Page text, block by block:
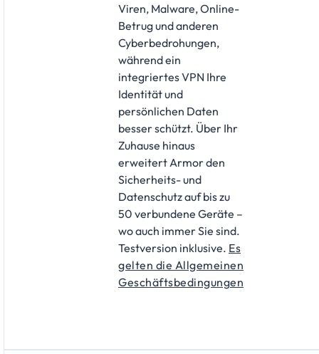
Viren, Malware, Online-
Betrug und anderen
Cyberbedrohungen,
während ein
integriertes VPN Ihre
Identität und
persönlichen Daten
besser schützt. Über Ihr
Zuhause hinaus
erweitert Armor den
Sicherheits- und
Datenschutz auf bis zu
50 verbundene Geräte –
wo auch immer Sie sind.
Testversion inklusive. Es
gelten die Allgemeinen
Geschäftsbedingungen